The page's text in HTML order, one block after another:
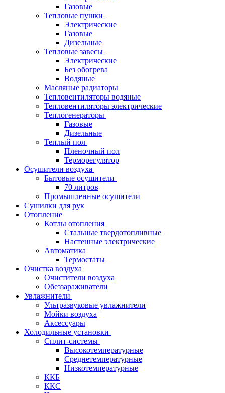
Газовые
Тепловые пушки
Электрические
Газовые
Дизельные
Тепловые завесы
Электрические
Без обогрева
Водяные
Масляные радиаторы
Тепловентиляторы водяные
Тепловентиляторы электрические
Теплогенераторы
Газовые
Дизельные
Теплый пол
Пленочный пол
Терморегулятор
Осушители воздуха
Бытовые осушители
70 литров
Промышленные осушители
Сушилки для рук
Отопление
Котлы отопления
Стальные твердотопливные
Настенные электрические
Автоматика
Термостаты
Очистка воздуха
Очистители воздуха
Обеззараживатели
Увлажнители
Ультразвуковые увлажнители
Мойки воздуха
Аксессуары
Холодильные установки
Сплит-системы
Высокотемпературные
Среднетемпературные
Низкотемпературные
ККБ
ККС